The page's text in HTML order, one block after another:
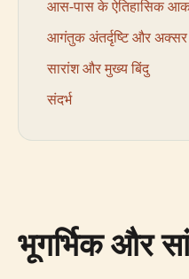
आस-पास के ऐतिहासिक
आगंतुक अंतर्दृष्टि और अक्सर
सारांश और मुख्य बिंदु
संदर्भ
भूगर्भिक और